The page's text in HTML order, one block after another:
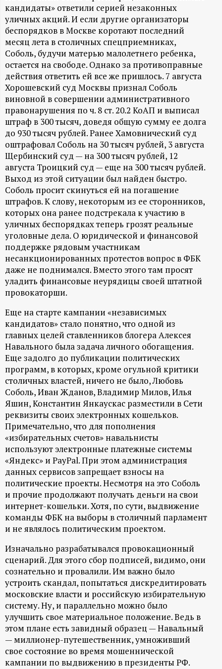
о
р
м
а
ц
и
о
н
н
ы
й
п
о
р
т
а
л
кандидаты» ответили серией незаконных
уличных акций. И если другие организаторы
беспорядков в Москве коротают последний
месяц лета в столичных спецприемниках,
Соболь, будучи матерью малолетнего ребенка,
остается на свободе. Однако за противоправные
действия ответить ей все же пришлось. 7 августа
Хорошевский суд Москвы признал Соболь
виновной в совершении административного
правонарушения по ч. 8 ст. 20.2 КоАП и выписал
штраф в 300 тысяч, доведя общую сумму ее долга
до 930 тысяч рублей. Ранее Хамовнический суд
оштрафовал Соболь на 30 тысяч рублей, 3 августа
Щербинский суд — на 300 тысяч рублей, 12
августа Троицкий суд — еще на 300 тысяч рублей.
Выход из этой ситуации был найден быстро.
Соболь просит скинуться ей на погашение
штрафов. К слову, некоторым из ее сторонников,
которых она ранее подстрекала к участию в
уличных беспорядках теперь грозят реальные
уголовные дела. О юридической и финансовой
поддержке рядовым участникам
несанкционированных протестов вопрос в ФБК
даже не поднимался. Вместо этого там просят
уладить финансовые неурядицы своей штатной
провокаторши.
Еще на старте кампании «независимых
кандидатов» стало понятно, что одной из
главных целей ставленников блогера Алексея
Навального была задача личного обогащения.
Еще задолго до публикации политических
программ, в которых, кроме огульной критики
столичных властей, ничего не было, Любовь
Соболь, Иван Жданов, Владимир Милов, Илья
Яшин, Константин Янкаускас разместили в Сети
реквизиты своих электронных кошельков.
Примечательно, что для пополнения
«избирательных счетов» навальнисты
используют электронные платежные системы
«Яндекс» и PayPal. При этом администрация
данных сервисов запрещает взносы на
политические проекты. Несмотря на это Соболь
и прочие продолжают получать деньги на свои
интернет-кошельки. Хотя, по сути, выдвижение
команды ФБК на выборы в столичный парламент
и не являлось политическим проектом.
Изначально разрабатывался провокационный
сценарий. Для этого сбор подписей, видимо, они
сознательно и провалили. Им важно было
устроить скандал, попытаться дискредитировать
московские власти и российскую избирательную
систему. Ну, и параллельно можно было
улучшить свое материальное положение. Ведь в
этом плане есть завидный образец — Навальный
— миллионер-путешественник, умноживший
свое состояние во время мошеннической
кампании по выдвижению в президенты РФ.